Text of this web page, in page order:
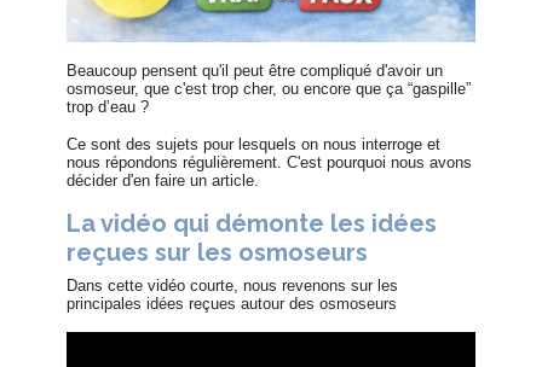
Beaucoup pensent qu'il peut être compliqué d'avoir un
osmoseur, que c'est trop cher, ou encore que ça “gaspille”
trop d’eau ?
Ce sont des sujets pour lesquels on nous interroge et
nous répondons régulièrement. C'est pourquoi nous avons
décider d'en faire un article.
La vidéo qui démonte les idées
reçues sur les osmoseurs
Dans cette vidéo courte, nous revenons sur les
principales idées reçues autour des osmoseurs